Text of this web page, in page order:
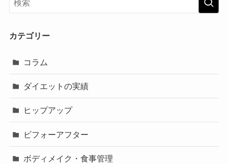
カテゴリー
コラム
ダイエットの実績
ヒップアップ
ビフォーアフター
ボディメイク・食事管理